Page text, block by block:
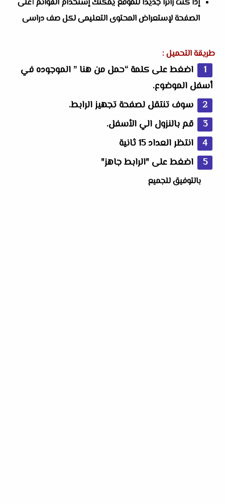
إذا كنت زائراً جديداً للموقع يمكنك إستخدام القوائم أعلى
الصفحة لإستعراض المحتوى التعليمى لكل صف دراسى
طريقة التحميل :
اضغط على كلمة “حمل من هنا ” الموجوده في
أسفل الموضوع.
سوف تنتقل لصفحة تجهيز الرابط.
قم بالنزول الي الأسفل.
انتظر العداد 15 ثانية
اضغط على "الرابط جاهز"
بالتوفيق للجميع